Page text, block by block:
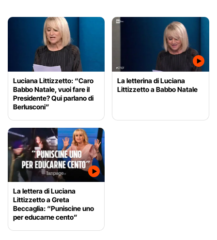
Luciana Littizzetto: “Caro
Babbo Natale, vuoi fare il
Presidente? Qui parlano di
Berlusconi”
La letterina di Luciana
Littizzetto a Babbo Natale
La lettera di Luciana
Littizzetto a Greta
Beccaglia: “Puniscine uno
per educarne cento”